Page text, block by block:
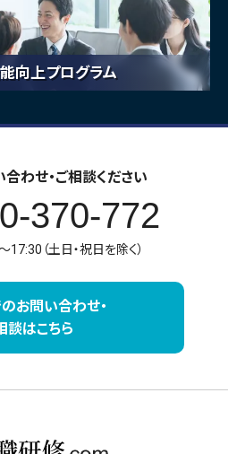
向上プログラム
わせ・ご相談ください
370-772
17:30（土日・祝日を除く）
お問い合わせ・
談はこちら